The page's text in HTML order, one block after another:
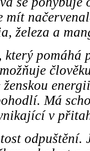
mít
železa a
který pomáhá
ženskou
Má
v
odpuštění.